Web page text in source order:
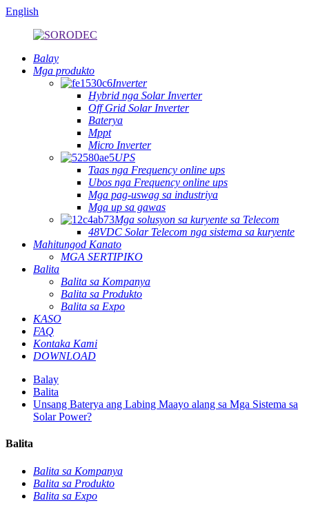
English
Balay
Mga produkto
Inverter
Hybrid nga Solar Inverter
Off Grid Solar Inverter
Baterya
Mppt
Micro Inverter
UPS
Taas nga Frequency online ups
Ubos nga Frequency online ups
Mga pag-uswag sa industriya
Mga up sa gawas
Mga solusyon sa kuryente sa Telecom
48VDC Solar Telecom nga sistema sa kuryente
Mahitungod Kanato
MGA SERTIPIKO
Balita
Balita sa Kompanya
Balita sa Produkto
Balita sa Expo
KASO
FAQ
Kontaka Kami
DOWNLOAD
Balay
Balita
Unsang Baterya ang Labing Maayo alang sa Mga Sistema sa
Solar Power?
Balita
Balita sa Kompanya
Balita sa Produkto
Balita sa Expo